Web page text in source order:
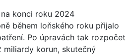
konci roku 2024
během loňského roku přijalo
Po úpravách tak rozpočet
korun, skutečný